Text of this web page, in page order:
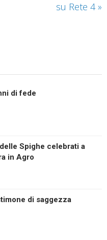
su Rete 4»
di fede
delle Spighe celebrati a
in Agro
di saggezza